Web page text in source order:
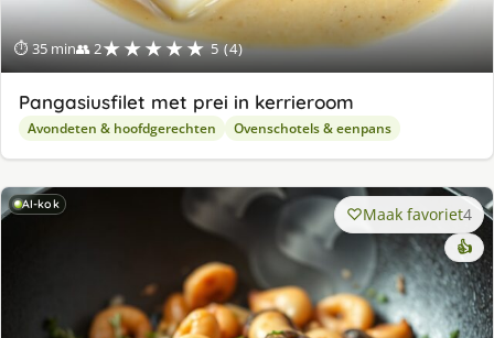
⏱ 35 min👥 2★★★★★ 5 (4)
Pangasiusfilet met prei in kerrieroom
Avondeten & hoofdgerechten Ovenschotels & eenpans
AI-kok Maak favoriet4
👍